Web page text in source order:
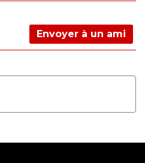
Envoyer à un ami